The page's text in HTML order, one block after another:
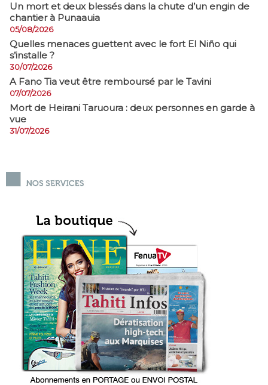
​Un mort et deux blessés dans la chute d’un engin de
chantier à Punaauia
05/08/2026
Quelles menaces guettent avec le fort El Niño qui
s’installe ?
30/07/2026
A Fano Tia veut être remboursé par le Tavini
07/07/2026
Mort de Heirani Taruoura : deux personnes en garde à
vue
31/07/2026